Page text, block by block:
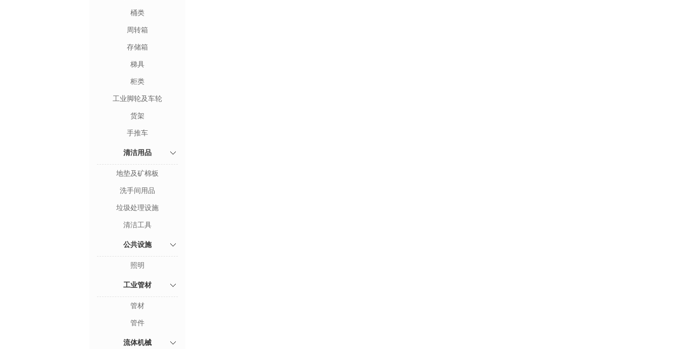
桶类
周转箱
存储箱
梯具
柜类
工业脚轮及车轮
货架
手推车
清洁用品
地垫及矿棉板
洗手间用品
垃圾处理设施
清洁工具
公共设施
照明
工业管材
管材
管件
流体机械